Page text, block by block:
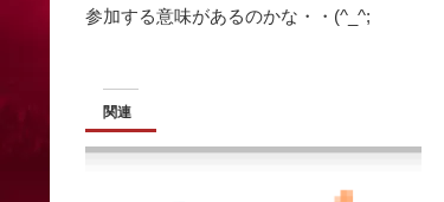
参加する意味があるのかな・・(^_^;
関連